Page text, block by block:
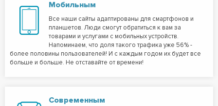
Мобильным
Все наши сайты адаптированы для смартфонов и
планшетов. Люди смогут обратиться к вам за
товарами и услугами с мобильных устройств.
Напоминаем, что доля такого трафика уже 56% -
более половины пользователей! И с каждым годом их будет все
больше и больше. Не отставайте от времени!
Современным